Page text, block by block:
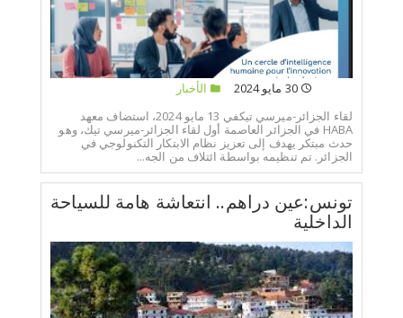
30 مايو 2024
الأخبار
لقاء الجزائر-ميرسي تيكفي 13 مايو 2024، استضاف معهد
HABA في الجزائر العاصمة أول لقاء الجزائر-ميرسي تيك، وهو
حدث مبتكر يهدف إلى تعزيز نظام الابتكار التكنولوجي في
الجزائر. تم تنظيمه بواسطة ائتلاف من الجه...
تونس:عين دراهم.. انتعاشة هامة للسياحة
الداخلية